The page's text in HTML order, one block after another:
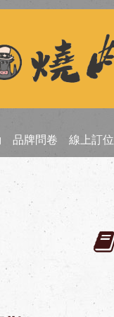
品牌問卷 線上訂位